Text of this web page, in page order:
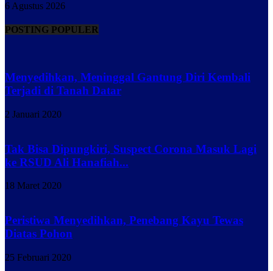
6 Agustus 2026
POSTING POPULER
Menyedihkan, Meninggal Gantung Diri Kembali
Terjadi di Tanah Datar
2 Januari 2020
Tak Bisa Dipungkiri, Suspect Corona Masuk Lagi
ke RSUD Ali Hanafiah...
18 Maret 2020
Peristiwa Menyedihkan, Penebang Kayu Tewas
Diatas Pohon
25 Februari 2020